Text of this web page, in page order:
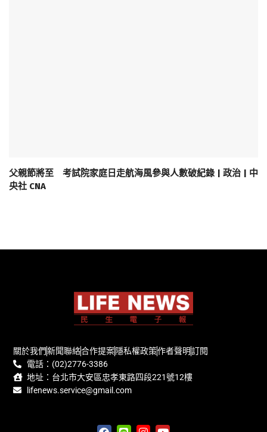
父親節將至 考試院家庭日走航海風參與人數破紀錄 | 政治 | 中
央社 CNA
關於我們新聞聯絡合作提案隱私權政策作者聲明訂閱
電話：(02)2776-3386
地址：台北市大安區忠孝東路四段221號12樓
lifenews.service@gmail.com